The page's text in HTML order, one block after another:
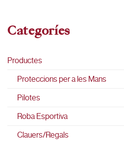
Categoríes
Productes
Proteccions per a les Mans
Pilotes
Roba Esportiva
Clauers/Regals